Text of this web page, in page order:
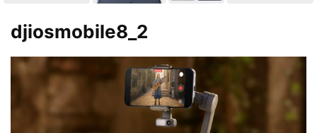
djiosmobile8_2